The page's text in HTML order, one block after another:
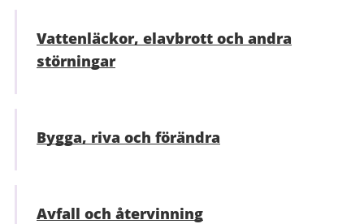
Vattenläckor, elavbrott och andra
störningar
Bygga, riva och förändra
Avfall och återvinning